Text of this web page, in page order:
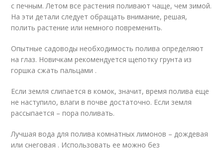
с печным. Летом все растения поливают чаще, чем зимой.
На эти детали следует обращать внимание, решая,
полить растение или немного повременить.
Опытные садоводы необходимость полива определяют
на глаз. Новичкам рекомендуется щепотку грунта из
горшка сжать пальцами .
Если земля слипается в комок, значит, время полива еще
не наступило, влаги в почве достаточно. Если земля
рассыпается – пора поливать.
Лучшая вода для полива комнатных лимонов – дождевая
или снеговая . Использовать ее можно без